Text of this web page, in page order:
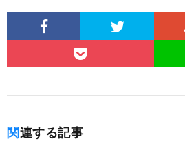
関連する記事